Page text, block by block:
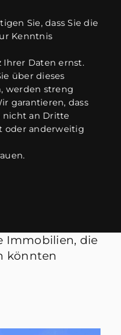
Sie, dass Sie die
Kenntnis
Daten ernst.
über dieses
werden streng
garantieren, dass
nicht an Dritte
oder anderweitig
Immobilien, die
könnten